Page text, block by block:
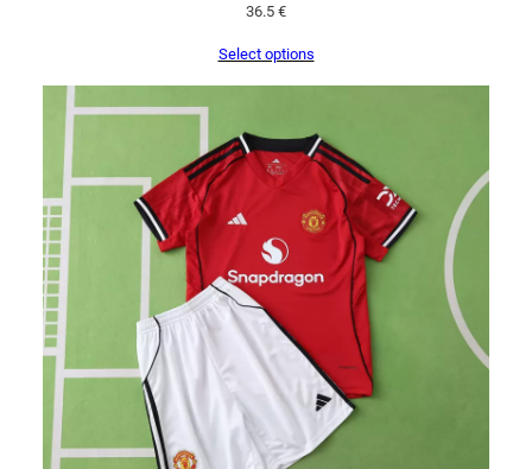
36.5 €
Select options